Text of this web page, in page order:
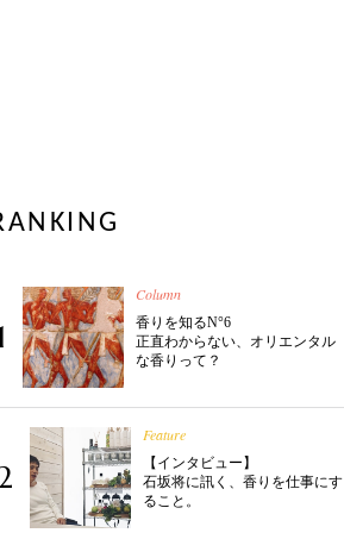
Column
香りを知るN°6
正直わからない、オリエンタル
な香りって？
Feature
【インタビュー】
石坂将に訊く、香りを仕事にす
ること。